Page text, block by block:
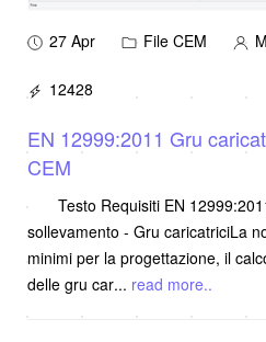
27 Apr File CEM
12428
EN 12999:2011 Gru
CEM
Testo Requisiti EN
sollevamento - Gru caricatriciLa
minimi per la progettazione, il
delle gru car... read more..